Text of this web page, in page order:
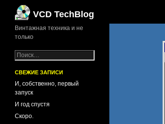
VCD TechBlog
Поиск
Винтажная техника и не
только
Н
й
т
и
СВЕЖИЕ ЗАПИСИ
И, собственно, первый
запуск
И год спустя
Скоро.